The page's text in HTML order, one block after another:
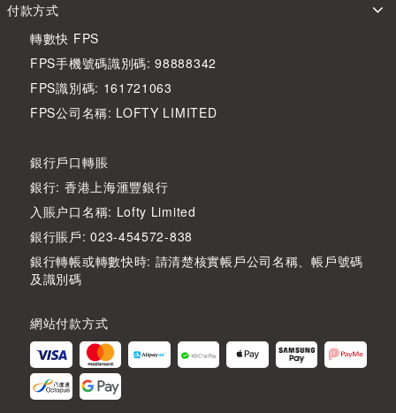
付款方式
轉數快 FPS
FPS手機號碼識別碼: 98888342
FPS識別碼: 161721063
FPS公司名稱: LOFTY LIMITED
銀行戶口轉賬
銀行: 香港上海滙豐銀行
入賬户口名稱: Lofty Limited
銀行賬戶: 023-454572-838
銀行轉帳或轉數快時: 請清楚核實帳戶公司名稱、帳戶號碼
及識別碼
網站付款方式